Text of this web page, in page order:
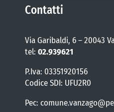
Contatti
Via Garibaldi, 6 – 20043
tel: 02.939621
P.Iva: 03351920156
Codice SDI: UFU2R0
Pec: